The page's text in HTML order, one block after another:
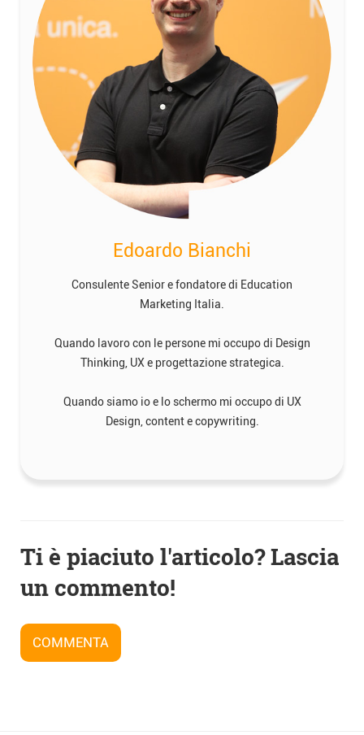
Edoardo Bianchi
Consulente Senior e fondatore di Education
Marketing Italia.
Quando lavoro con le persone mi occupo di Design
Thinking, UX e progettazione strategica.
Quando siamo io e lo schermo mi occupo di UX
Design, content e copywriting.
Navigazione
articoli
Ti è piaciuto l'articolo? Lascia
un commento!
COMMENTA